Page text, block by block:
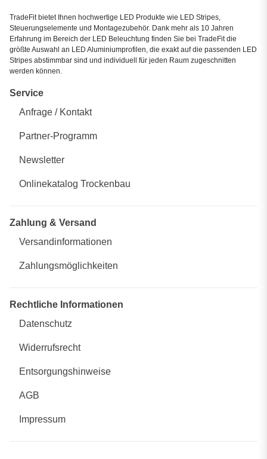
TradeFit bietet Ihnen hochwertige LED Produkte wie LED Stripes,
Steuerungselemente und Montagezubehör. Dank mehr als 10 Jahren
Erfahrung im Bereich der LED Beleuchtung finden Sie bei TradeFit die
größte Auswahl an LED Aluminiumprofilen, die exakt auf die passenden LED
Stripes abstimmbar sind und individuell für jeden Raum zugeschnitten
werden können.
Service
Anfrage / Kontakt
Partner-Programm
Newsletter
Onlinekatalog Trockenbau
Zahlung & Versand
Versandinformationen
Zahlungsmöglichkeiten
Rechtliche Informationen
Datenschutz
Widerrufsrecht
Entsorgungshinweise
AGB
Impressum